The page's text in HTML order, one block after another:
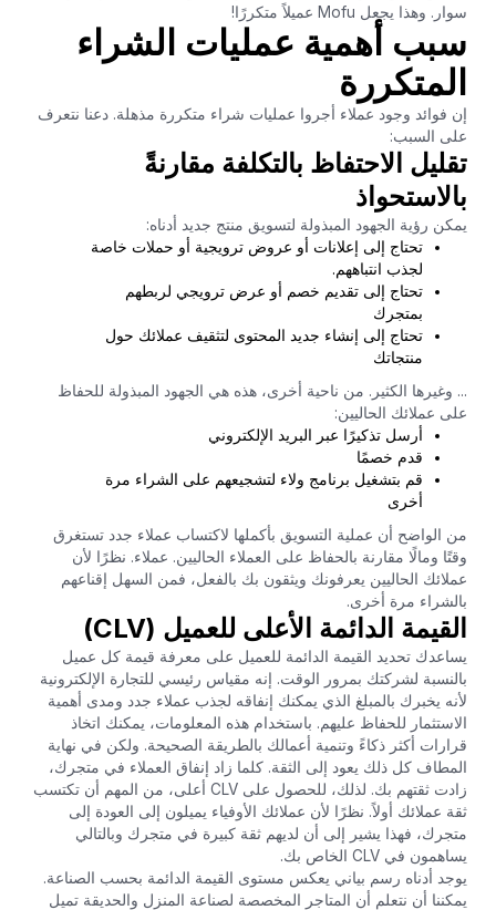
سوار. وهذا يجعل Mofu عميلاً متكررًا!
سبب أهمية عمليات الشراء
المتكررة
إن فوائد وجود عملاء أجروا عمليات شراء متكررة مذهلة. دعنا نتعرف
على السبب:
تقليل الاحتفاظ بالتكلفة مقارنةً
بالاستحواذ
يمكن رؤية الجهود المبذولة لتسويق منتج جديد أدناه:
تحتاج إلى إعلانات أو عروض ترويجية أو حملات خاصة
لجذب انتباههم.
تحتاج إلى تقديم خصم أو عرض ترويجي لربطهم
بمتجرك
تحتاج إلى إنشاء جديد المحتوى لتثقيف عملائك حول
منتجاتك
... وغيرها الكثير. من ناحية أخرى، هذه هي الجهود المبذولة للحفاظ
على عملائك الحاليين:
أرسل تذكيرًا عبر البريد الإلكتروني
قدم خصمًا
قم بتشغيل برنامج ولاء لتشجيعهم على الشراء مرة
أخرى
من الواضح أن عملية التسويق بأكملها لاكتساب عملاء جدد تستغرق
وقتًا ومالًا مقارنة بالحفاظ على العملاء الحاليين. عملاء. نظرًا لأن
عملائك الحاليين يعرفونك ويثقون بك بالفعل، فمن السهل إقناعهم
بالشراء مرة أخرى.
القيمة الدائمة الأعلى للعميل (CLV)
يساعدك تحديد القيمة الدائمة للعميل على معرفة قيمة كل عميل
بالنسبة لشركتك بمرور الوقت. إنه مقياس رئيسي للتجارة الإلكترونية
لأنه يخبرك بالمبلغ الذي يمكنك إنفاقه لجذب عملاء جدد ومدى أهمية
الاستثمار للحفاظ عليهم. باستخدام هذه المعلومات، يمكنك اتخاذ
قرارات أكثر ذكاءً وتنمية أعمالك بالطريقة الصحيحة. ولكن في نهاية
المطاف كل ذلك يعود إلى الثقة. كلما زاد إنفاق العملاء في متجرك،
زادت ثقتهم بك. لذلك، للحصول على CLV أعلى، من المهم أن تكتسب
ثقة عملائك أولاً. نظرًا لأن عملائك الأوفياء يميلون إلى العودة إلى
متجرك، فهذا يشير إلى أن لديهم ثقة كبيرة في متجرك وبالتالي
يساهمون في CLV الخاص بك.
يوجد أدناه رسم بياني يعكس مستوى القيمة الدائمة بحسب الصناعة.
يمكننا أن نتعلم أن المتاجر المخصصة لصناعة المنزل والحديقة تميل